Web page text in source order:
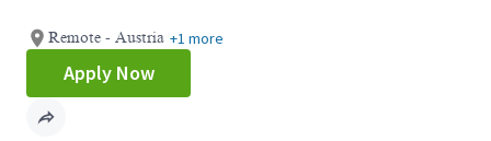
Remote - Austria +1 more
Apply Now